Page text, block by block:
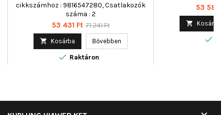
cikkszámhoz : 9816547280, Csatlakozók
száma : 2
Ár
53 431 Ft Normál
71 241 Ft
 Kosárba Bővebben
 Raktáron
Ár
53
 Kosárba
